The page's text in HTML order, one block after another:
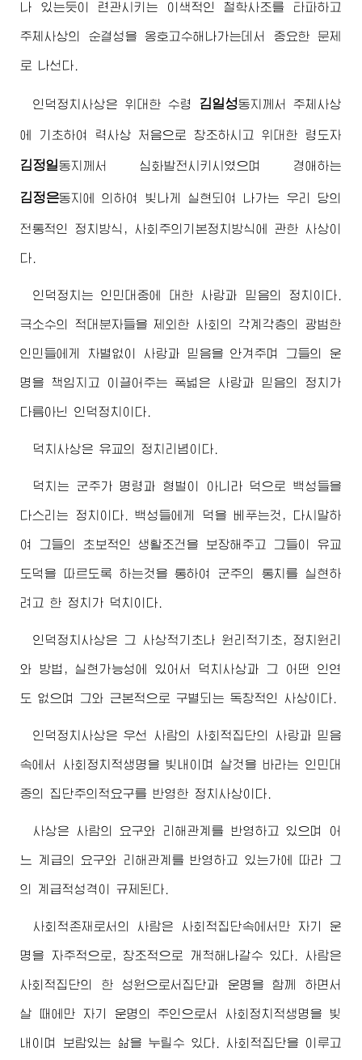
나 있는듯이 련관시키는 이색적인 철학사조를 타파하고
주체사상의 순결성을 옹호고수해나가는데서 중요한 문제
로 나선다.
인덕정치사상은 위대한 수령 김일성동지 께서 주체사상
에 기초하여 력사상 처음으로 창조하시고 위대한 령도자
김정일동지 께서 심화발전시키시였으며 경애하는
김정은동지 에 의하여 빛나게 실현되여 나가는 우리 당의
전통적인 정치방식, 사회주의기본정치방식에 관한 사상이
다.
인덕정치는 인민대중에 대한 사랑과 믿음의 정치이다.
극소수의 적대분자들을 제외한 사회의 각계각층의 광범한
인민들에게 차별없이 사랑과 믿음을 안겨주며 그들의 운
명을 책임지고 이끌어주는 폭넓은 사랑과 믿음의 정치가
다름아닌 인덕정치이다.
덕치사상은 유교의 정치리념이다.
덕치는 군주가 명령과 형벌이 아니라 덕으로 백성들을
다스리는 정치이다. 백성들에게 덕을 베푸는것, 다시말하
여 그들의 초보적인 생활조건을 보장해주고 그들이 유교
도덕을 따르도록 하는것을 통하여 군주의 통치를 실현하
려고 한 정치가 덕치이다.
인덕정치사상은 그 사상적기초나 원리적기초, 정치원리
와 방법, 실현가능성에 있어서 덕치사상과 그 어떤 인연
도 없으며 그와 근본적으로 구별되는 독창적인 사상이다.
인덕정치사상은 우선 사람의 사회적집단의 사랑과 믿음
속에서 사회정치적생명을 빛내이며 살것을 바라는 인민대
중의 집단주의적요구를 반영한 정치사상이다.
사상은 사람의 요구와 리해관계를 반영하고 있으며 어
느 계급의 요구와 리해관계를 반영하고 있는가에 따라 그
의 계급적성격이 규제된다.
사회적존재로서의 사람은 사회적집단속에서만 자기 운
명을 자주적으로, 창조적으로 개척해나갈수 있다. 사람은
사회적집단의 한 성원으로서집단과 운명을 함께 하면서
살 때에만 자기 운명의 주인으로서 사회정치적생명을 빛
내이며 보람있는 삶을 누릴수 있다. 사회적집단을 이루고